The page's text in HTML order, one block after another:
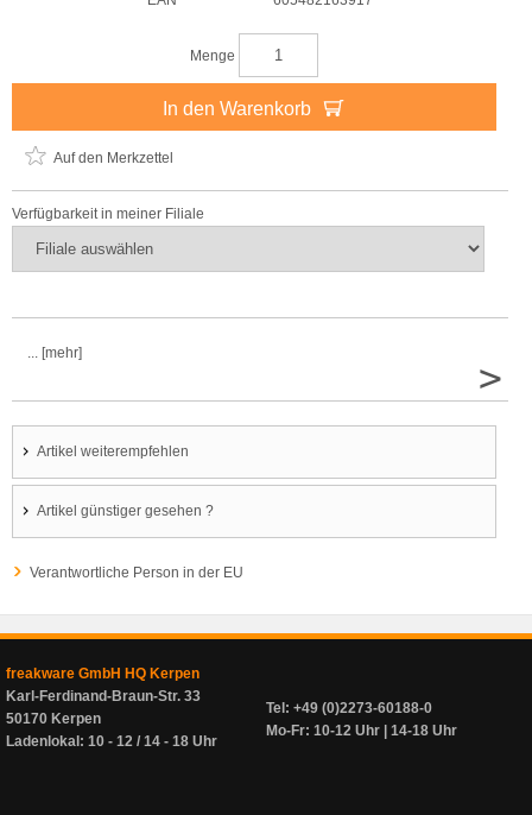
Menge
In den Warenkorb
Auf den Merkzettel
Verfügbarkeit in meiner Filiale
... [mehr]
>
Artikel weiterempfehlen
Artikel günstiger gesehen ?
Verantwortliche Person in der EU
freakware GmbH HQ Kerpen
Karl-Ferdinand-Braun-Str. 33
50170 Kerpen
Ladenlokal: 10 - 12 / 14 - 18 Uhr
Tel: +49 (0)2273-60188-0
Mo-Fr: 10-12 Uhr | 14-18 Uhr